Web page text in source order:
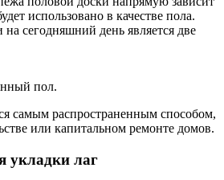
использовано в качестве пола.
сегодняшний день является две
пол.
самым распространенным способом,
или капитальном ремонте домов.
укладки лаг